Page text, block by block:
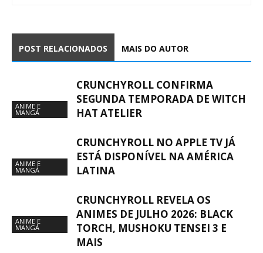
POST RELACIONADOS MAIS DO AUTOR
ANIME E
MANGÁ
CRUNCHYROLL CONFIRMA
SEGUNDA TEMPORADA DE WITCH
HAT ATELIER
ANIME E
MANGÁ
CRUNCHYROLL NO APPLE TV JÁ
ESTÁ DISPONÍVEL NA AMÉRICA
LATINA
ANIME E
MANGÁ
CRUNCHYROLL REVELA OS
ANIMES DE JULHO 2026: BLACK
TORCH, MUSHOKU TENSEI 3 E
MAIS